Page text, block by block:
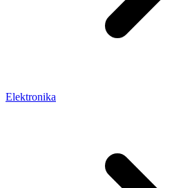
Elektronika